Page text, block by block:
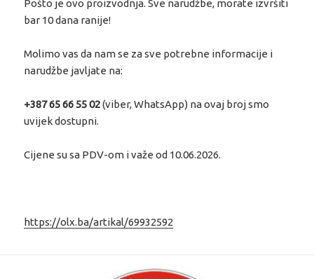
Pošto je ovo proizvodnja. Sve narudžbe, morate izvršiti
bar 10 dana ranije!
Molimo vas da nam se za sve potrebne informacije i
narudžbe javljate na:
+387 65 66 55 02(viber, WhatsApp) na ovaj broj smo
uvijek dostupni.
Cijene su sa PDV-om i važe od 10.06.2026.
https://olx.ba/artikal/69932592